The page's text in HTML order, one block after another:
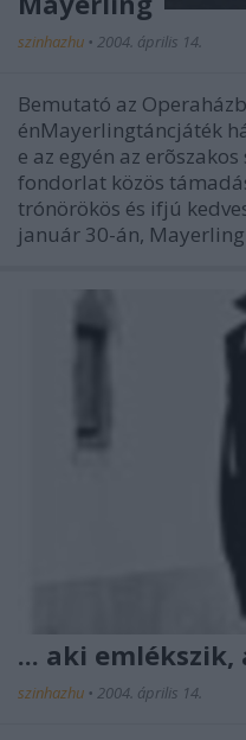
szinhazhu • 2004. április 14.
Bemutató az
énMayerlingtáncjáték
e az egyén az
fondorlat közös
trónörökös és ifjú
január 30-án,
... aki emlékszik,
szinhazhu • 2004. április 14.